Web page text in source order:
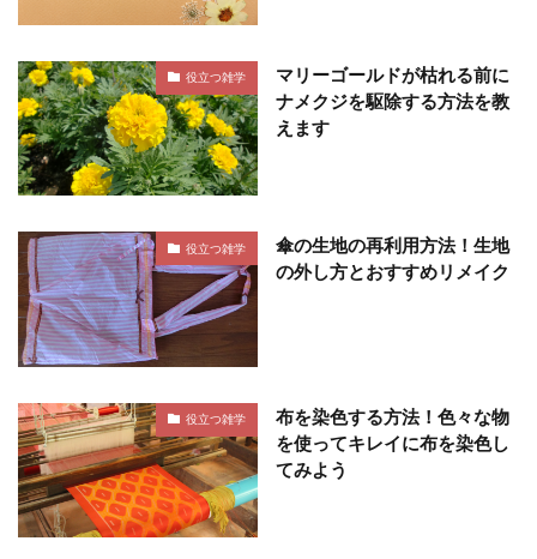
役立つ雑学
マリーゴールドが枯れる前に
ナメクジを駆除する方法を教
えます
役立つ雑学
傘の生地の再利用方法！生地
の外し方とおすすめリメイク
役立つ雑学
布を染色する方法！色々な物
を使ってキレイに布を染色し
てみよう